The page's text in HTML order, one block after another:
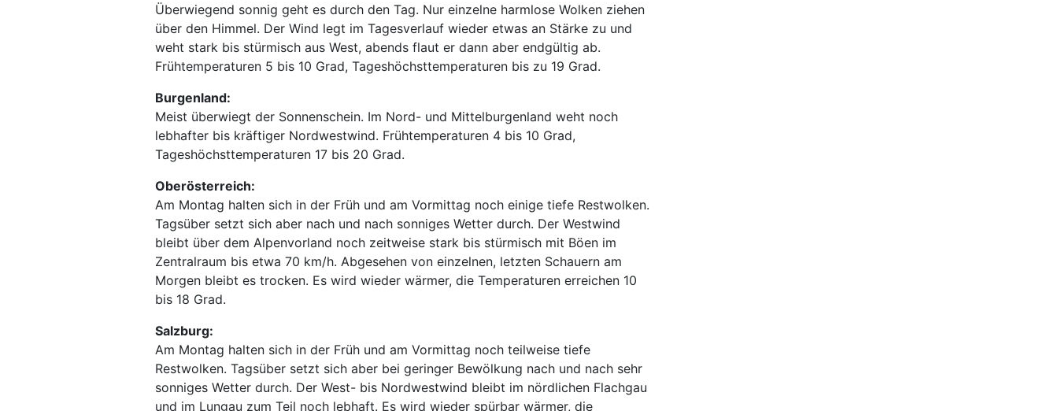
Überwiegend sonnig geht es durch den Tag. Nur einzelne harmlose Wolken ziehen
über den Himmel. Der Wind legt im Tagesverlauf wieder etwas an Stärke zu und
weht stark bis stürmisch aus West, abends flaut er dann aber endgültig ab.
Frühtemperaturen 5 bis 10 Grad, Tageshöchsttemperaturen bis zu 19 Grad.
Burgenland:
Meist überwiegt der Sonnenschein. Im Nord- und Mittelburgenland weht noch
lebhafter bis kräftiger Nordwestwind. Frühtemperaturen 4 bis 10 Grad,
Tageshöchsttemperaturen 17 bis 20 Grad.
Oberösterreich:
Am Montag halten sich in der Früh und am Vormittag noch einige tiefe Restwolken.
Tagsüber setzt sich aber nach und nach sonniges Wetter durch. Der Westwind
bleibt über dem Alpenvorland noch zeitweise stark bis stürmisch mit Böen im
Zentralraum bis etwa 70 km/h. Abgesehen von einzelnen, letzten Schauern am
Morgen bleibt es trocken. Es wird wieder wärmer, die Temperaturen erreichen 10
bis 18 Grad.
Salzburg:
Am Montag halten sich in der Früh und am Vormittag noch teilweise tiefe
Restwolken. Tagsüber setzt sich aber bei geringer Bewölkung nach und nach sehr
sonniges Wetter durch. Der West- bis Nordwestwind bleibt im nördlichen Flachgau
und im Lungau zum Teil noch lebhaft. Es wird wieder spürbar wärmer, die